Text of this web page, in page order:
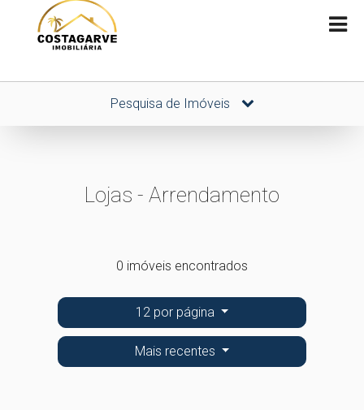
Pesquisa de Imóveis
Lojas - Arrendamento
0 imóveis encontrados
12 por página
Mais recentes